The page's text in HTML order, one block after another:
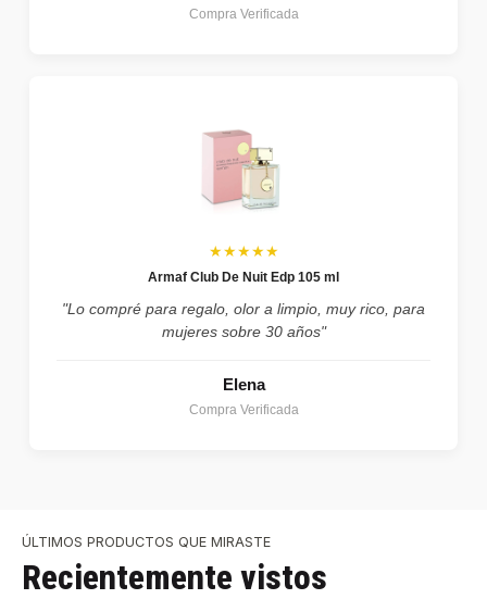
Compra Verificada
★★★★★
Armaf Club De Nuit Edp 105 ml
"Lo compré para regalo, olor a limpio, muy rico, para
mujeres sobre 30 años"
Elena
Compra Verificada
ÚLTIMOS PRODUCTOS QUE MIRASTE
Recientemente vistos